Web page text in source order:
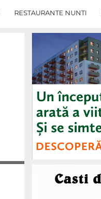
RESTAURANTE NUNTI